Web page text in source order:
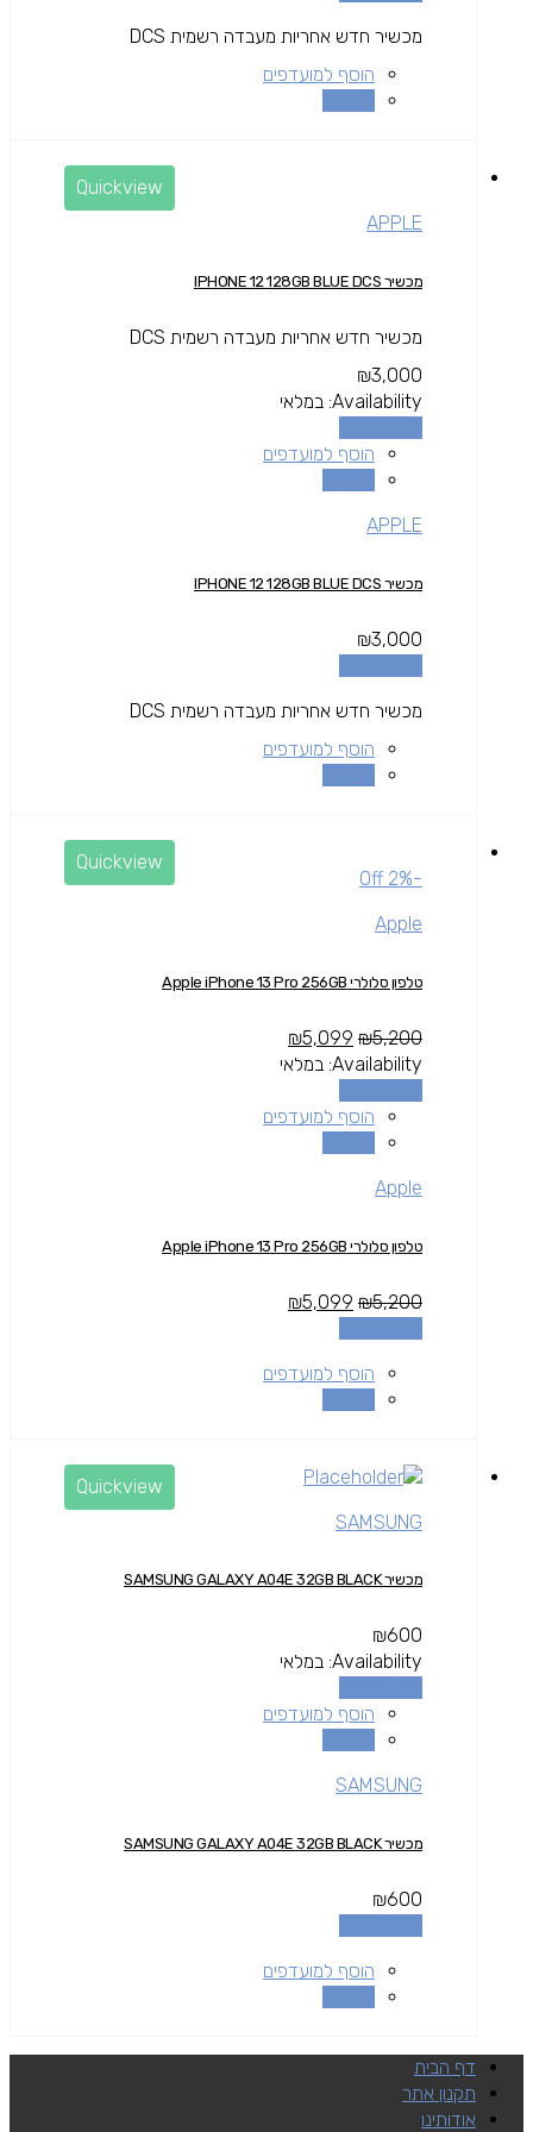
מכשיר חדש אחריות מעבדה רשמית DCS
הוסף למועדפים
Quickview
APPLE
מכשיר IPHONE 12 128GB BLUE DCS
מכשיר חדש אחריות מעבדה רשמית DCS
₪3,000
Availability: במלאי
הוסף למועדפים
APPLE
מכשיר IPHONE 12 128GB BLUE DCS
₪3,000
מכשיר חדש אחריות מעבדה רשמית DCS
הוסף למועדפים
Quickview
-2% Off
Apple
טלפון סלולרי Apple iPhone 13 Pro 256GB
₪5,200
₪5,099
Availability: במלאי
הוסף למועדפים
Apple
טלפון סלולרי Apple iPhone 13 Pro 256GB
₪5,200
₪5,099
הוסף למועדפים
Quickview
SAMSUNG
מכשיר SAMSUNG GALAXY A04E 32GB BLACK
₪600
Availability: במלאי
הוסף למועדפים
SAMSUNG
מכשיר SAMSUNG GALAXY A04E 32GB BLACK
₪600
הוסף למועדפים
דף הבית
תקנון אתר
אודותינו